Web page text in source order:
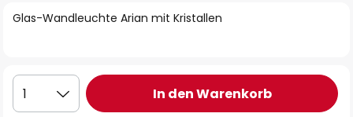
Glas-Wandleuchte Arian mit Kristallen
1 In den Warenkorb